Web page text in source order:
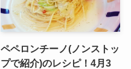
ペペロンチーノ(ノンストッ
プで紹介)のレシピ！4月3